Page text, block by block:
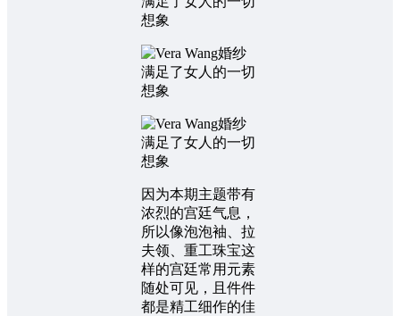
因为本期主题带有
浓烈的宫廷气息，
所以像泡泡袖、拉
夫领、重工珠宝这
样的宫廷常用元素
随处可见，且件件
都是精工细作的佳